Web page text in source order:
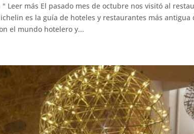
Leer más El pasado mes de octubre nos visitó al
es la guía de hoteles y restaurantes más
el mundo hotelero y...